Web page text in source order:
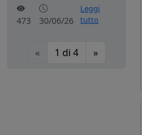
473 30/06/26
Leggi
tutto
« 1 di 4 »